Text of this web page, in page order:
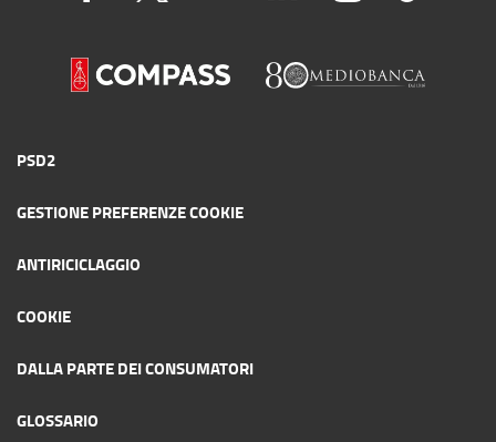
PSD2
GESTIONE PREFERENZE COOKIE
ANTIRICICLAGGIO
COOKIE
DALLA PARTE DEI CONSUMATORI
GLOSSARIO